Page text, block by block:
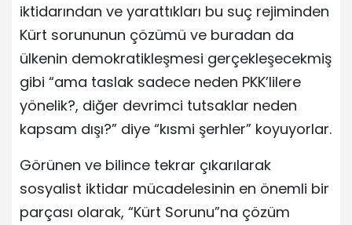
iktidarından ve yarattıkları bu suç rejiminden
Kürt sorununun çözümü ve buradan da
ülkenin demokratikleşmesi gerçekleşecekmiş
gibi “ama taslak sadece neden PKK’lilere
yönelik?, diğer devrimci tutsaklar neden
kapsam dışı?” diye “kısmi şerhler” koyuyorlar.
Görünen ve bilince tekrar çıkarılarak
sosyalist iktidar mücadelesinin en önemli bir
parçası olarak, “Kürt Sorunu”na çözüm